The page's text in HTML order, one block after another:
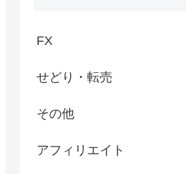
FX
せどり・転売
その他
アフィリエイト